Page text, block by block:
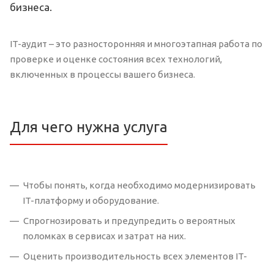
бизнеса.
IT-аудит – это разносторонняя и многоэтапная работа по
проверке и оценке состояния всех технологий,
включенных в процессы вашего бизнеса.
Для чего нужна услуга
Чтобы понять, когда необходимо модернизировать
IT-платформу и оборудование.
Спрогнозировать и предупредить о вероятных
поломках в сервисах и затрат на них.
Оценить производительность всех элементов IT-